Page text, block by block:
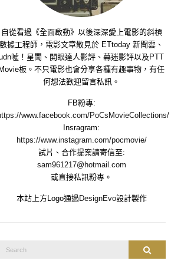
自從看過《全面啟動》以後深深愛上電影的斜槓
數據工程師，電影文章散見於 ETtoday 新聞雲、
噓！星聞、開眼達人影評、幕迷影評以及PTT
板。不只電影也會分享各種有趣事物，有任
何想法歡迎留言私訊。
FB粉專:
www.facebook.com/PoCsMovieCollections/
Insragram:
https://www.instagram.com/pocmovie/
試片、合作提案請寄信至:
sam961217@hotmail.com
或直接私訊粉專。
本站上方Logo通過 DesignEvo設計製作
Search